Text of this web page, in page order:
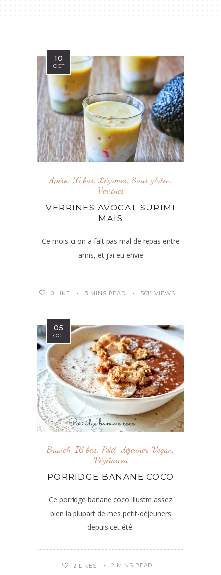
10
OCT
Apéro, IG bas,Légumes,Sans gluten,
Verrines
VERRINES AVOCAT SURIMI
MAÏS
Ce mois-ci on a fait pas mal de repas entre
amis, et j’ai eu envie
0 LIKE 3 MINS READ 5611 VIEWS
05
OCT
Brunch, IG bas, Petit-déjeuner, Vegan,
Végétarien
PORRIDGE BANANE COCO
Ce porridge banane coco illustre assez
bien la plupart de mes petit-déjeuners
depuis cet été.
2 LIKES 2 MINS READ